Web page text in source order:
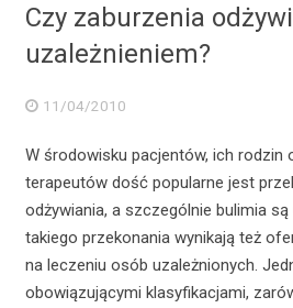
Czy zaburzenia
uzależnieniem?
11/04/2010
W środowisku pacjentów, ich rodzin
terapeutów dość popularne jest
odżywiania, a szczególnie bulimia
takiego przekonania wynikają też
na leczeniu osób uzależnionych.
obowiązującymi klasyfikacjami,